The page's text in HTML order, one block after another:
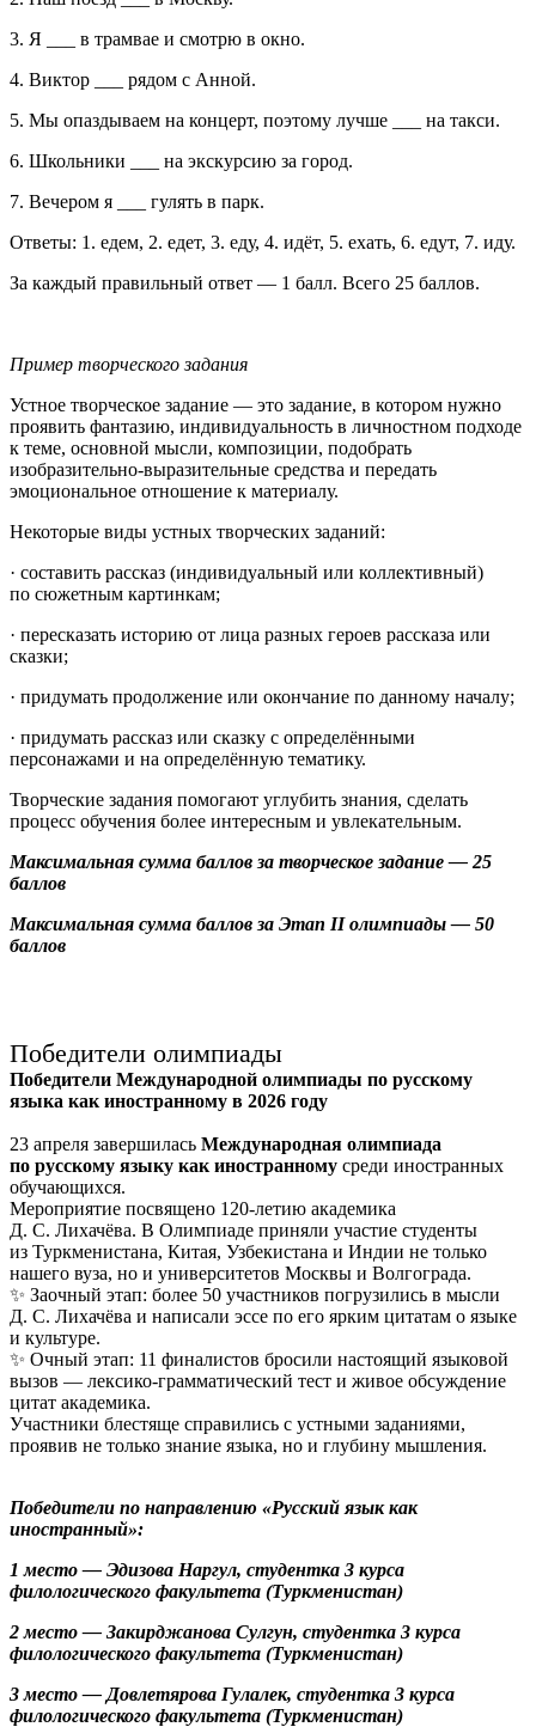
3. Я ___ в трамвае и смотрю в окно.
4. Виктор ___ рядом с Анной.
5. Мы опаздываем на концерт, поэтому лучше ___ на такси.
6. Школьники ___ на экскурсию за город.
7. Вечером я ___ гулять в парк.
Ответы: 1. едем, 2. едет, 3. еду, 4. идёт, 5. ехать, 6. едут, 7. иду.
За каждый правильный ответ — 1 балл. Всего 25 баллов.
Пример творческого задания
Устное творческое задание — это задание, в котором нужно
проявить фантазию, индивидуальность в личностном подходе
к теме, основной мысли, композиции, подобрать
изобразительно-выразительные средства и передать
эмоциональное отношение к материалу.
Некоторые виды устных творческих заданий:
· составить рассказ (индивидуальный или коллективный)
по сюжетным картинкам;
· пересказать историю от лица разных героев рассказа или
сказки;
· придумать продолжение или окончание по данному началу;
· придумать рассказ или сказку с определёнными
персонажами и на определённую тематику.
Творческие задания помогают углубить знания, сделать
процесс обучения более интересным и увлекательным.
Максимальная сумма баллов за творческое задание — 25
баллов
Максимальная сумма баллов за Этап II олимпиады — 50
баллов
Победители олимпиады
Победители Международной олимпиады по русскому
языка как иностранному в 2026 году
23 апреля завершилась Международная олимпиада
по русскому языку как иностранному среди иностранных
обучающихся.
Мероприятие посвящено 120‑летию академика
Д. С. Лихачёва. В Олимпиаде приняли участие студенты
из Туркменистана, Китая, Узбекистана и Индии не только
нашего вуза, но и университетов Москвы и Волгограда.
✨ Заочный этап: более 50 участников погрузились в мысли
Д. С. Лихачёва и написали эссе по его ярким цитатам о языке
и культуре.
✨ Очный этап: 11 финалистов бросили настоящий языковой
вызов — лексико-грамматический тест и живое обсуждение
цитат академика.
Участники блестяще справились с устными заданиями,
проявив не только знание языка, но и глубину мышления.
Победители по направлению «Русский язык как
иностранный»:
1 место — Эдизова Наргул, студентка 3 курса
филологического факультета (Туркменистан)
2 место — Закирджанова Сулгун, студентка 3 курса
филологического факультета (Туркменистан)
3 место — Довлетярова Гулалек, студентка 3 курса
филологического факультета (Туркменистан)